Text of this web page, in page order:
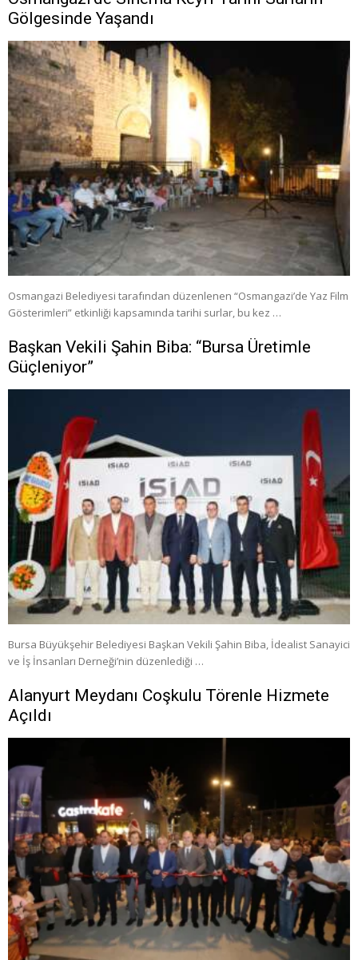
Gölgesinde Yaşandı
Osmangazi Belediyesi tarafından düzenlenen “Osmangazi’de Yaz Film
Gösterimleri” etkinliği kapsamında tarihi surlar, bu kez …
Başkan Vekili Şahin Biba: “Bursa Üretimle
Güçleniyor”
Bursa Büyükşehir Belediyesi Başkan Vekili Şahin Biba, İdealist Sanayici
ve İş İnsanları Derneği’nin düzenlediği …
Alanyurt Meydanı Coşkulu Törenle Hizmete
Açıldı